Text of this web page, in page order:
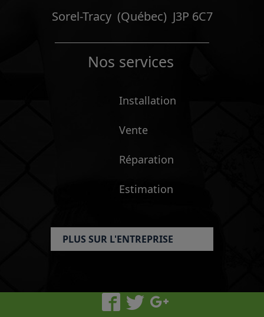
Sorel-Tracy (Québec) J3P 6C7
Nos services
Installation
Vente
Réparation
Estimation
PLUS SUR L'ENTREPRISE